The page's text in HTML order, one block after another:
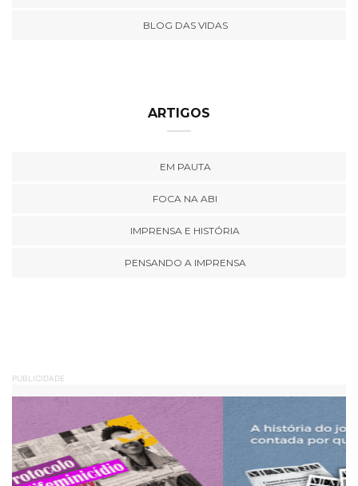
BLOG DAS VIDAS
ARTIGOS
EM PAUTA
FOCA NA ABI
IMPRENSA E HISTÓRIA
PENSANDO A IMPRENSA
PUBLICIDADE